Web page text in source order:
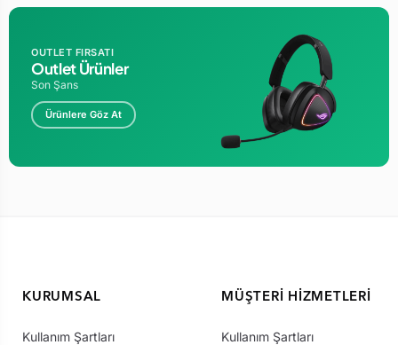
OUTLET FIRSATI
Outlet Ürünler
Son Şans
Ürünlere Göz At
KURUMSAL
Kullanım Şartları
MÜŞTERI HIZMETLERI
Kullanım Şartları